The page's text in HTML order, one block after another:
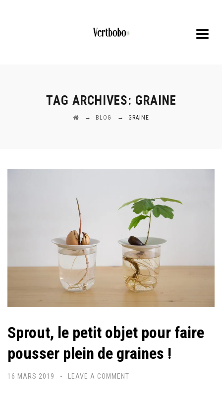
TAG ARCHIVES: GRAINE
→ BLOG → GRAINE
Sprout, le petit objet pour faire
pousser plein de graines !
16 MARS 2019 LEAVE A COMMENT